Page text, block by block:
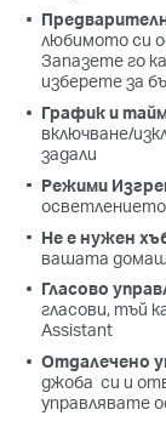
любимото си
Запазете го
изберете за
График и
включване/
задали
Режими
Не е нужен
вашата
Гласово
гласови, тъй
Assistant
Отдалечено
джоба си и
управлявате